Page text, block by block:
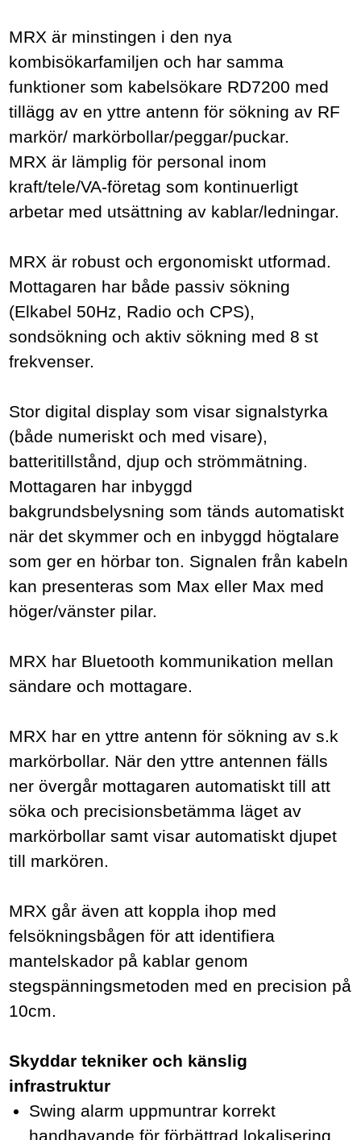
MRX är minstingen i den nya
kombisökarfamiljen och har samma
funktioner som kabelsökare RD7200 med
tillägg av en yttre antenn för sökning av RF
markör/ markörbollar/peggar/puckar.
MRX är lämplig för personal inom
kraft/tele/VA-företag som kontinuerligt
arbetar med utsättning av kablar/ledningar.
MRX är robust och ergonomiskt utformad.
Mottagaren har både passiv sökning
(Elkabel 50Hz, Radio och CPS),
sondsökning och aktiv sökning med 8 st
frekvenser.
Stor digital display som visar signalstyrka
(både numeriskt och med visare),
batteritillstånd, djup och strömmätning.
Mottagaren har inbyggd
bakgrundsbelysning som tänds automatiskt
när det skymmer och en inbyggd högtalare
som ger en hörbar ton. Signalen från kabeln
kan presenteras som Max eller Max med
höger/vänster pilar.
MRX har Bluetooth kommunikation mellan
sändare och mottagare.
MRX har en yttre antenn för sökning av s.k
markörbollar. När den yttre antennen fälls
ner övergår mottagaren automatiskt till att
söka och precisionsbetämma läget av
markörbollar samt visar automatiskt djupet
till markören.
MRX går även att koppla ihop med
felsökningsbågenför att identifiera
mantelskador på kablar genom
stegspänningsmetoden med en precision på
10cm.
Skyddar tekniker och känslig
infrastruktur
Swing alarm uppmuntrar korrekt
handhavande för förbättrad lokalisering